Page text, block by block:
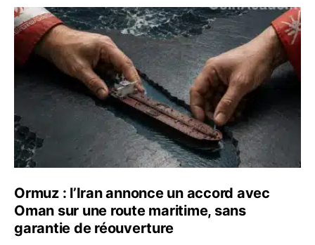
Ormuz : l’Iran annonce un accord avec Oman sur une
Ormuz : l’Iran annonce un accord avec
Oman sur une route maritime, sans
garantie de réouverture